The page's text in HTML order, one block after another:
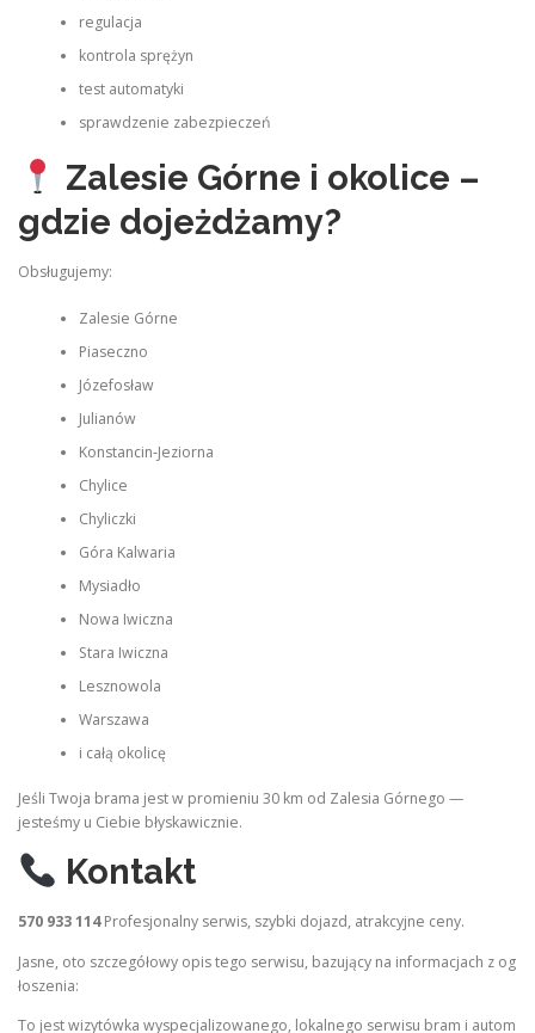
regulacja
kontrola sprężyn
test automatyki
sprawdzenie zabezpieczeń
Zalesie Górne i okolice –
gdzie dojeżdżamy?
Obsługujemy:
Zalesie Górne
Piaseczno
Józefosław
Julianów
Konstancin‑Jeziorna
Chylice
Chyliczki
Góra Kalwaria
Mysiadło
Nowa Iwiczna
Stara Iwiczna
Lesznowola
Warszawa
i całą okolicę
Jeśli Twoja brama jest w promieniu 30 km od Zalesia Górnego —
jesteśmy u Ciebie błyskawicznie.
Kontakt
570 933 114Profesjonalny serwis, szybki dojazd, atrakcyjne ceny.
Jasne, oto szczegółowy opis tego serwisu, bazujący na informacjach z og
łoszenia:
To jest wizytówka wyspecjalizowanego, lokalnego serwisu bram i autom